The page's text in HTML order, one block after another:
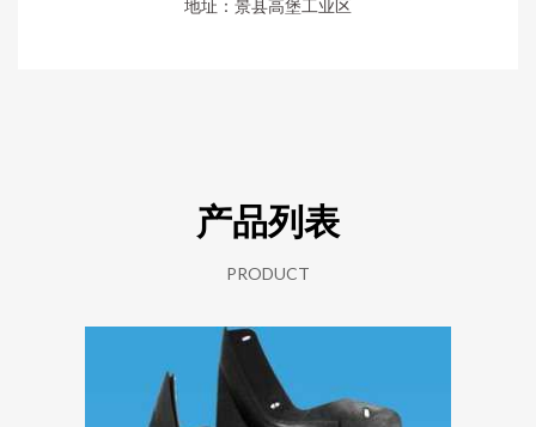
地址：景县高堡工业区
产品列表
PRODUCT